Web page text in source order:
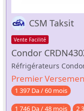
CSM Taksit
Vente Facilité
Condor
Réfrigérateurs
Premier
1 397 Da / 60 mois
1 746 Da / 48 mois 2